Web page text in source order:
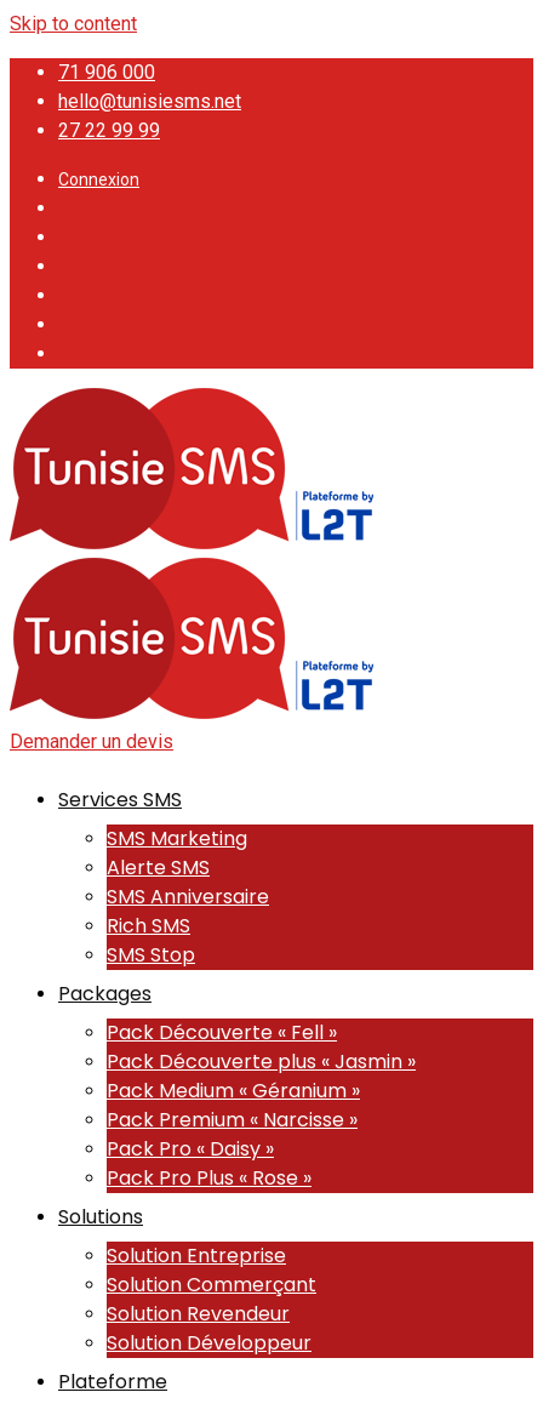
Skip to content
71 906 000
hello@tunisiesms.net
27 22 99 99
Connexion
Demander un devis
Services SMS
SMS Marketing
Alerte SMS
SMS Anniversaire
Rich SMS
SMS Stop
Packages
Pack Découverte « Fell »
Pack Découverte plus « Jasmin »
Pack Medium « Géranium »
Pack Premium « Narcisse »
Pack Pro « Daisy »
Pack Pro Plus « Rose »
Solutions
Solution Entreprise
Solution Commerçant
Solution Revendeur
Solution Développeur
Plateforme